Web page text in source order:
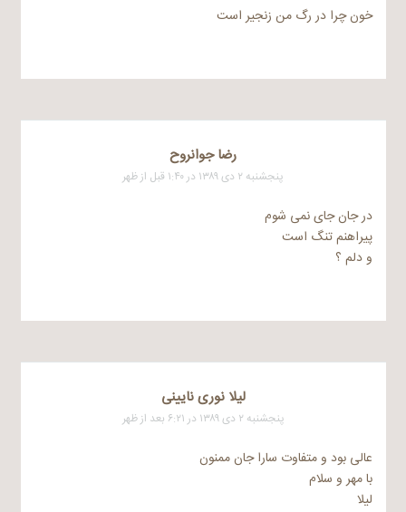
خون چرا در رگ من زنجیر است
رضا جوانروح
پنجشنبه ۲ دی ۱۳۸۹ در ۱:۴۰ قبل از ظهر
در جان جای نمی شوم
پیراهنم تنگ است
و دلم ؟
لیلا نوری نایینی
پنجشنبه ۲ دی ۱۳۸۹ در ۶:۲۱ بعد از ظهر
عالی بود و متفاوت سارا جان ممنون
با مهر و سلام
لیلا